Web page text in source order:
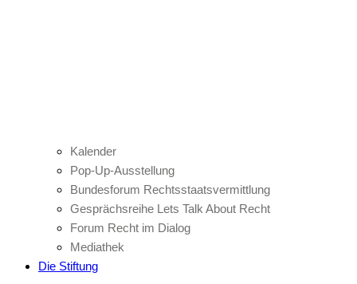
Kalender
Pop-Up-Ausstellung
Bundesforum Rechtsstaatsvermittlung
Gesprächsreihe Lets Talk About Recht
Forum Recht im Dialog
Mediathek
Die Stiftung